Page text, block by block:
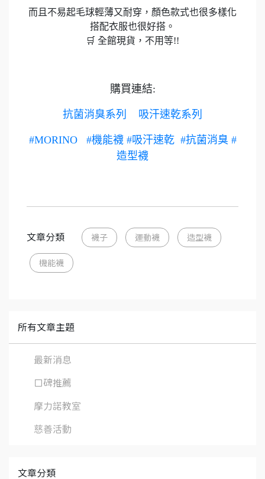
而且不易起毛球輕薄又耐穿，顏色款式也很多樣化
搭配衣服也很好搭。
🛒 全館現貨，不用等!!
購買連結:
抗菌消臭系列 吸汗速乾系列
#MORINO #機能襪 #吸汗速乾 #抗菌消臭 #
造型襪
文章分類 襪子 運動襪 造型襪
機能襪
所有文章主題
最新消息
口碑推薦
摩力諾教室
慈善活動
文章分類